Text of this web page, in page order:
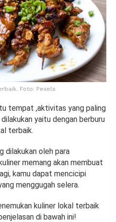
Foto: Pexels
tempat ,aktivitas yang paling
yaitu dengan berburu
terbaik.
dilakukan oleh para
memang akan membuat
kamu dapat mencicipi
menggugah selera.
kuliner lokal terbaik
di bawah ini!